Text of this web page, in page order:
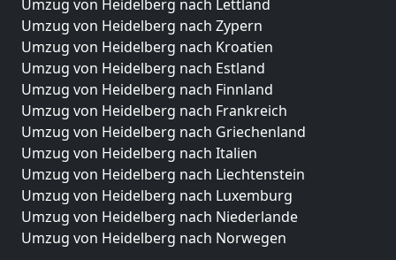
Umzug von Heidelberg nach Lettland
Umzug von Heidelberg nach Zypern
Umzug von Heidelberg nach Kroatien
Umzug von Heidelberg nach Estland
Umzug von Heidelberg nach Finnland
Umzug von Heidelberg nach Frankreich
Umzug von Heidelberg nach Griechenland
Umzug von Heidelberg nach Italien
Umzug von Heidelberg nach Liechtenstein
Umzug von Heidelberg nach Luxemburg
Umzug von Heidelberg nach Niederlande
Umzug von Heidelberg nach Norwegen